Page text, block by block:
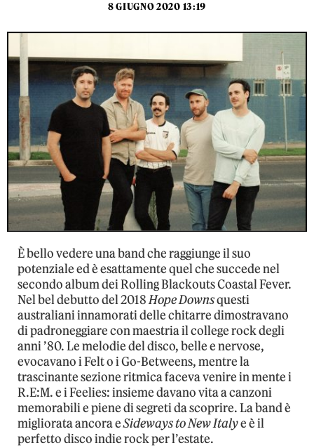
8 GIUGNO 2020 13:19
È bello vedere una band che raggiunge il suo
potenziale ed è esattamente quel che succede nel
secondo album dei Rolling Blackouts Coastal Fever.
Nel bel debutto del 2018Hope Downsquesti
australiani innamorati delle chitarre dimostravano
di padroneggiare con maestria il college rock degli
anni ’80. Le melodie del disco, belle e nervose,
evocavano i Felt o i Go-Betweens, mentre la
trascinante sezione ritmica faceva venire in mente i
R.E:M. e i Feelies: insieme davano vita a canzoni
memorabili e piene di segreti da scoprire. La band è
migliorata ancora eSideways to New Italye è il
perfetto disco indie rock per l’estate.